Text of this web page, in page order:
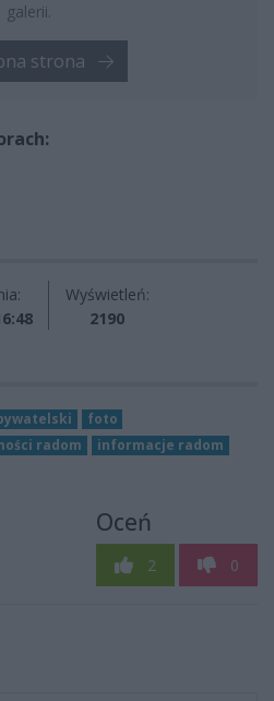
galerii.
strona
Wyświetleń:
2190
foto
radom informacje radom
Oceń
2 0